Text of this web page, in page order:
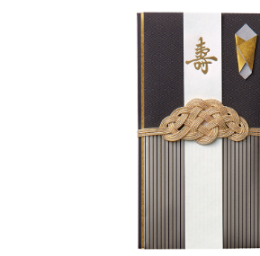
カテゴリから探す
シリーズから探す
オンラインショップ
お問い合わせ